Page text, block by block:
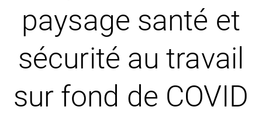
paysage santé et
sécurité au travail
sur fond de COVID